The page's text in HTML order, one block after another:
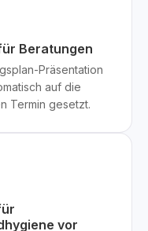
Beratungen
Präsentation
auf die
Termin gesetzt.
vor